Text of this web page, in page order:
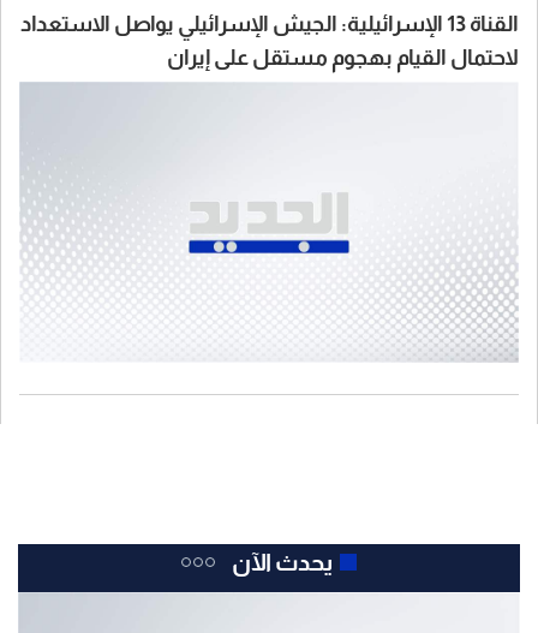
القناة 13 الإسرائيلية: الجيش الإسرائيلي يواصل الاستعداد
لاحتمال القيام بهجوم مستقل على إيران
يحدث الآن